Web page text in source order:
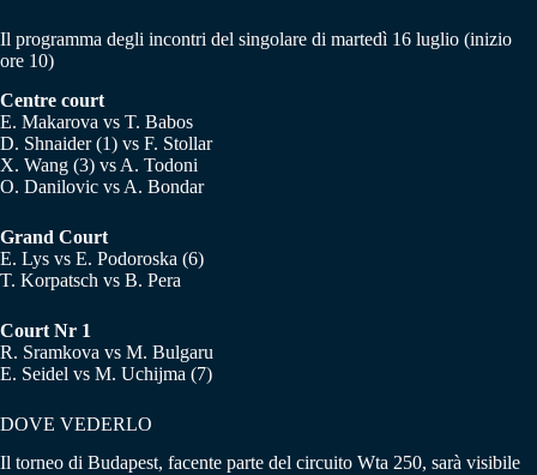
Il programma degli incontri del singolare di martedì 16 luglio (inizio
ore 10)
Centre court
E. Makarova vs T. Babos
D. Shnaider (1) vs F. Stollar
X. Wang (3) vs A. Todoni
O. Danilovic vs A. Bondar
Grand Court
E. Lys vs E. Podoroska (6)
T. Korpatsch vs B. Pera
Court Nr 1
R. Sramkova vs M. Bulgaru
E. Seidel vs M. Uchijma (7)
DOVE VEDERLO
Il torneo di Budapest, facente parte del circuito Wta 250, sarà visibile